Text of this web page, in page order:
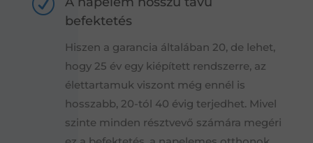
befektetés
Hiszen a garancia általában 20, de lehet,
hogy 25 év egy kiépített rendszerre, az
élettartamuk viszont még ennél is
hosszabb, 20-tól 40 évig terjedhet. Mivel
szinte minden résztvevő számára megéri